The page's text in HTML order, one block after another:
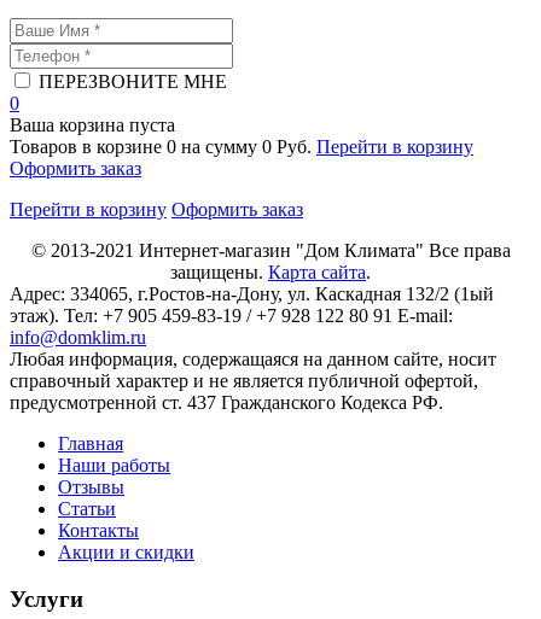
ПЕРЕЗВОНИТЕ МНЕ
0
Ваша корзина пуста
Товаров в корзине 0 на сумму 0 Руб. Перейти в корзину
Оформить заказ
Перейти в корзину Оформить заказ
© 2013-2021 Интернет-магазин "Дом Климата" Все права
защищены. Карта сайта.
Адрес: 334065, г.Ростов-на-Дону, ул. Каскадная 132/2 (1ый
этаж). Тел: +7 905 459-83-19 / +7 928 122 80 91 E-mail:
info@domklim.ru
Любая информация, содержащаяся на данном сайте, носит
справочный характер и не является публичной офертой,
предусмотренной ст. 437 Гражданского Кодекса РФ.
Главная
Наши работы
Отзывы
Статьи
Контакты
Акции и скидки
Услуги